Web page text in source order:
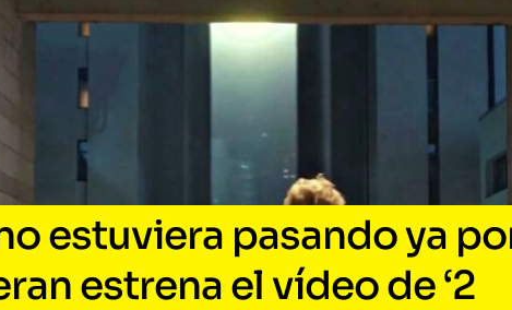
estuviera pasando ya
estrena el vídeo de ‘2